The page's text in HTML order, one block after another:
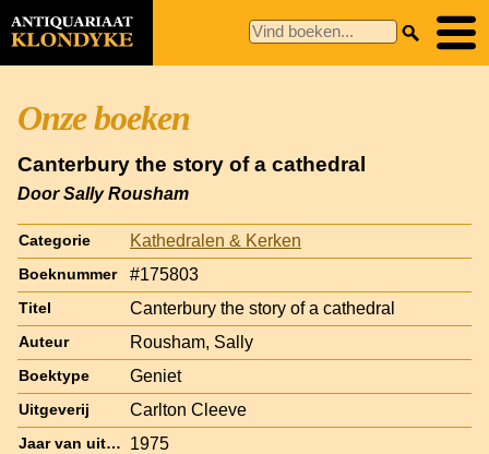
Onze boeken
Canterbury the story of a cathedral
Door Sally Rousham
Categorie Kathedralen & Kerken
Boeknummer #175803
Titel Canterbury the story of a cathedral
Auteur Rousham, Sally
Boektype Geniet
Uitgeverij Carlton Cleeve
Jaar van uitgave 1975